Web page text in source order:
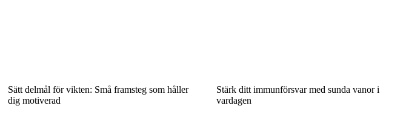
Sätt delmål för vikten: Små framsteg som håller
dig motiverad
Stärk ditt immunförsvar med sunda vanor i
vardagen